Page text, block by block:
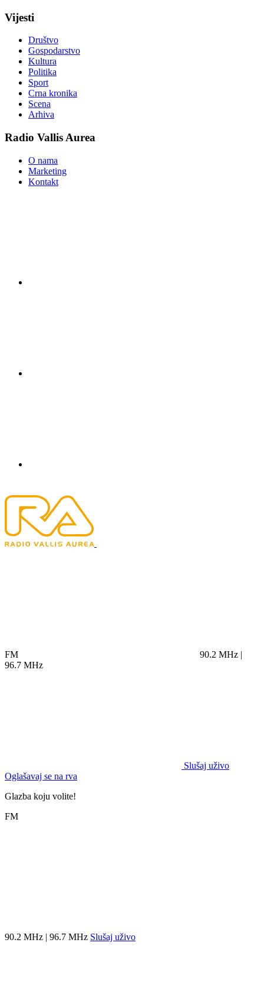
Vijesti
Društvo
Gospodarstvo
Kultura
Politika
Sport
Crna kronika
Scena
Arhiva
Radio Vallis Aurea
O nama
Marketing
Kontakt
FM
90.2 MHz |
96.7 MHz
Slušaj uživo
Oglašavaj se na rva
Glazba koju volite!
FM
90.2 MHz | 96.7 MHz Slušaj uživo